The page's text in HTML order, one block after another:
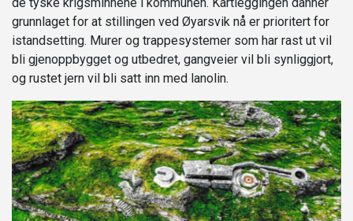
grunnlaget for at stillingen ved Øyarsvik nå er prioritert for
istandsetting. Murer og trappesystemer som har rast ut vil
bli gjenoppbygget og utbedret, gangveier vil bli synliggjort,
og rustet jern vil bli satt inn med lanolin.